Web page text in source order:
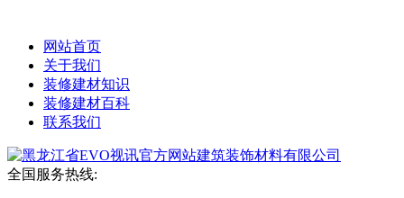
网站首页
关于我们
装修建材知识
装修建材百科
联系我们
全国服务热线: